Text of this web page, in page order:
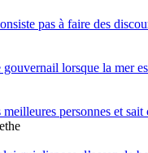
pas à faire des
lorsque la mer
personnes et